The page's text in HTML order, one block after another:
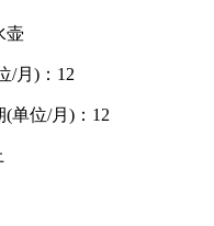
壶
/月)：12
单位/月)：12